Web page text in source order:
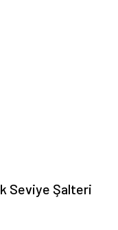
Seviye Şalteri